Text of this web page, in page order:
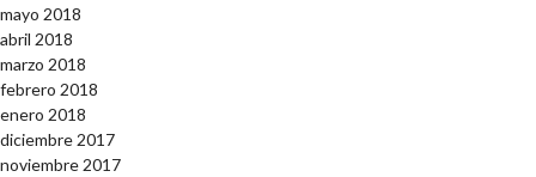
mayo 2018
abril 2018
marzo 2018
febrero 2018
enero 2018
diciembre 2017
noviembre 2017